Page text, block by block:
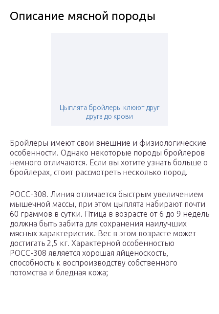
Описание мясной породы
Цыплята бройлеры клюют друг
друга до крови
Бройлеры имеют свои внешние и физиологические
особенности. Однако некоторые породы бройлеров
немного отличаются. Если вы хотите узнать больше о
бройлерах, стоит рассмотреть несколько пород.
РОСС-308. Линия отличается быстрым увеличением
мышечной массы, при этом цыплята набирают почти
60 граммов в сутки. Птица в возрасте от 6 до 9 недель
должна быть забита для сохранения наилучших
мясных характеристик. Вес в этом возрасте может
достигать 2,5 кг. Характерной особенностью
РОСС-308 является хорошая яйценоскость,
способность к воспроизводству собственного
потомства и бледная кожа;